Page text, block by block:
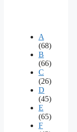
A
(68)
B
(66)
C
(26)
D
(45)
E
(65)
F